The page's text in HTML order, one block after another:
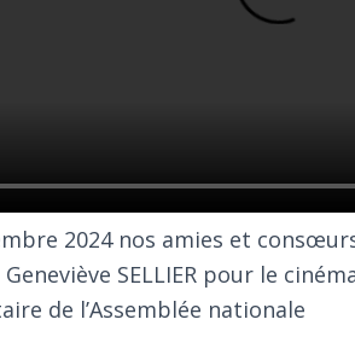
2024 nos amies et
Geneviève SELLIER pour le
de l’Assemblée nationale